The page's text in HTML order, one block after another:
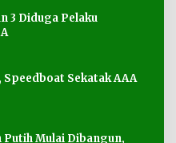
3 Diduga Pelaku
Sekatak AAA
Putih Mulai Dibangun,